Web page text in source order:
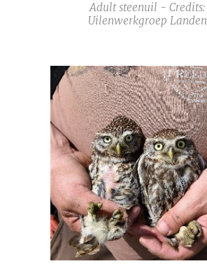
Adult steenuil - Credits:
Uilenwerkgroep Landen